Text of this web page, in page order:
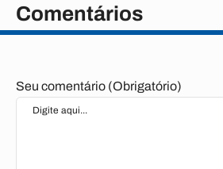
Comentários
Seu comentário (Obrigatório)